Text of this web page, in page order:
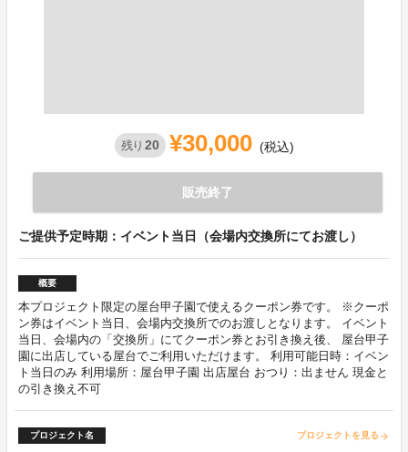
残り 20 ¥30,000 (税込)
販売終了
ご提供予定時期：イベント当日（会場内交換所にてお渡し）
概要
本プロジェクト限定の屋台甲子園で使えるクーポン券です。 ※クーポ
ン券はイベント当日、会場内交換所でのお渡しとなります。 イベント
当日、会場内の「交換所」にてクーポン券とお引き換え後、 屋台甲子
園に出店している屋台でご利用いただけます。 利用可能日時：イベン
ト当日のみ 利用場所：屋台甲子園 出店屋台 おつり：出ません 現金と
の引き換え不可
プロジェクト名 プロジェクトを見る arrow_forward